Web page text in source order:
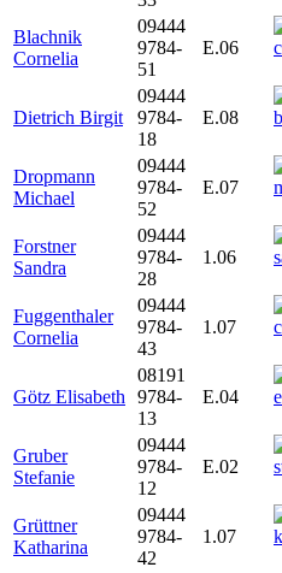
Blachnik
Cornelia
09444
9784-
51
E.06
Dietrich Birgit
09444
9784-
18
E.08
Dropmann
Michael
09444
9784-
52
E.07
Forstner
Sandra
09444
9784-
28
1.06
Fuggenthaler
Cornelia
09444
9784-
43
1.07
Götz Elisabeth
08191
9784-
13
E.04
Gruber
Stefanie
09444
9784-
12
E.02
Grüttner
Katharina
09444
9784-
42
1.07